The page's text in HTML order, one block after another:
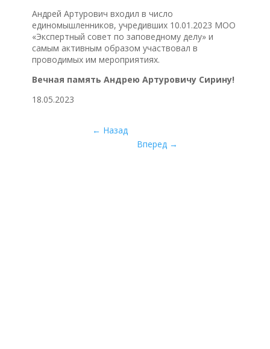
Андрей Артурович входил в число
единомышленников, учредивших 10.01.2023 МОО
«Экспертный совет по заповедному делу» и
самым активным образом участвовал в
проводимых им мероприятиях.
Вечная память Андрею Артуровичу Сирину!
18.05.2023
← Назад
Вперед →